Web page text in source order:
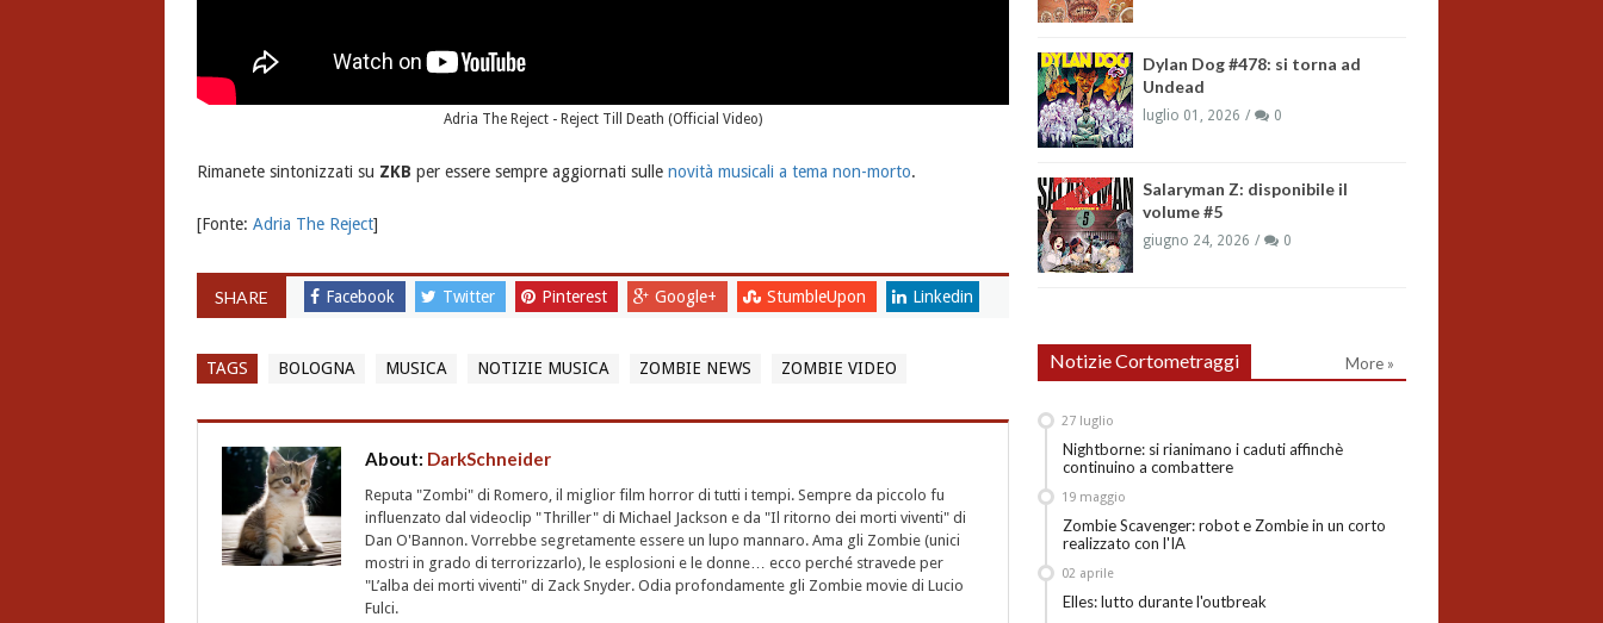
Adria The Reject - Reject Till Death (Official Video)
Rimanete sintonizzati su ZKB per essere sempre aggiornati sulle novità musicali a tema non-morto.
[Fonte: Adria The Reject]
SHARE Facebook Twitter Pinterest Google+ StumbleUpon Linkedin
TAGS BOLOGNA MUSICA NOTIZIE MUSICA ZOMBIE NEWS ZOMBIE VIDEO
About: DarkSchneider
Reputa "Zombi" di Romero, il miglior film horror di tutti i tempi. Sempre da piccolo fu
influenzato dal videoclip "Thriller" di Michael Jackson e da "Il ritorno dei morti viventi" di
Dan O'Bannon. Vorrebbe segretamente essere un lupo mannaro. Ama gli Zombie (unici
mostri in grado di terrorizzarlo), le esplosioni e le donne… ecco perché stravede per
"L’alba dei morti viventi" di Zack Snyder. Odia profondamente gli Zombie movie di Lucio
Fulci.
Dylan Dog #478: si torna ad
Undead
luglio 01, 2026 0
Salaryman Z: disponibile il
volume #5
giugno 24, 2026 0
Notizie Cortometraggi More »
Nightborne: si rianimano i caduti affinchè
continuino a combattere
27 luglio
Zombie Scavenger: robot e Zombie in un corto
realizzato con l'IA
19 maggio
Elles: lutto durante l'outbreak
02 aprile